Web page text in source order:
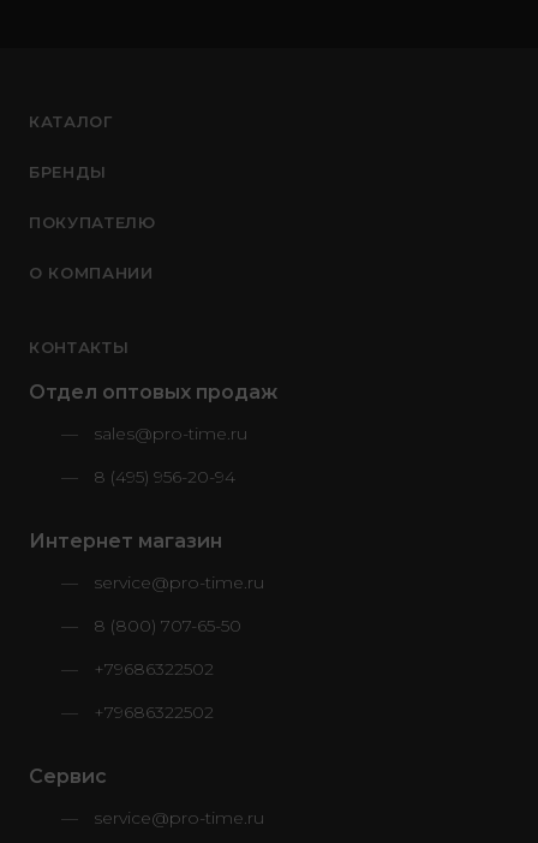
КАТАЛОГ
БРЕНДЫ
ПОКУПАТЕЛЮ
О КОМПАНИИ
КОНТАКТЫ
Отдел оптовых продаж
sales@pro-time.ru
8 (495) 956-20-94
Интернет магазин
service@pro-time.ru
8 (800) 707-65-50
+79686322502
+79686322502
Сервис
service@pro-time.ru